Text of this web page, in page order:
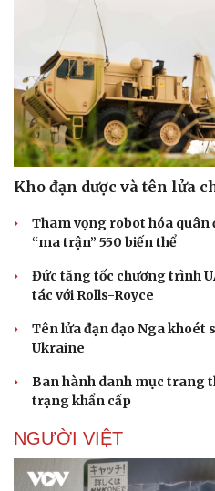
Doanh nghiệp
Thông tin doanh nghiệp
Doanh nghiệp 24h
Doanh nhân
Vì cộng đồng
Kho đạn dược và tên lửa
Tham vọng robot hóa quân
“ma trận” 550 biến thể
Đức tăng tốc chương trình
tác với Rolls-Royce
Tên lửa đạn đạo Nga khoét
Ukraine
Ban hành danh mục trang
trạng khẩn cấp
NGƯỜI VIỆT